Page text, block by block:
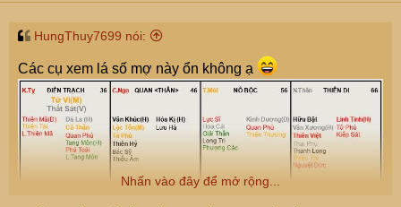
HungThuy7699 nói:
Các cụ xem lá số mợ này ổn không ạ
Nhấn vào đây để mở rộng...